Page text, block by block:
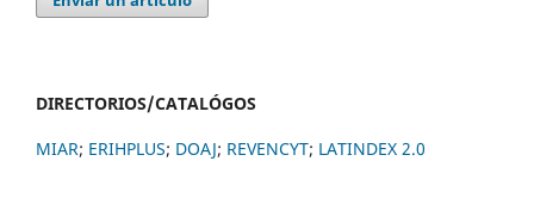
DIRECTORIOS/CATALÓGOS
MIAR; ERIHPLUS; DOAJ; REVENCYT; LATINDEX 2.0